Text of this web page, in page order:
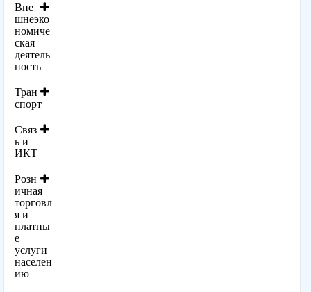
Вне
шнеэко
номиче
ская
деятель
ность
Тран
спорт
Связ
ь и
ИКТ
Розн
ичная
торговл
я и
платны
е
услуги
населен
ию